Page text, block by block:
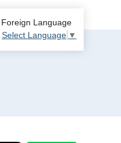
Foreign Language
Select Language ▼